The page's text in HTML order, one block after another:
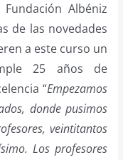
Albéniz
de las novedades
a este curso un
25 años de
“Empezamos
donde pusimos
veintitantos
Los profesores